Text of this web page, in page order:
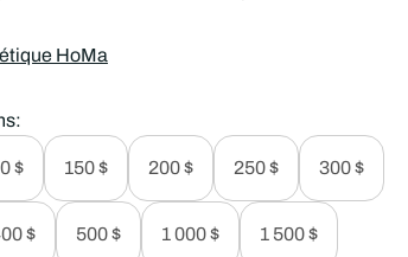
HoMa
$ 150 $ 200 $ 250 $ 300 $
$ 500 $ 1 000 $ 1 500 $